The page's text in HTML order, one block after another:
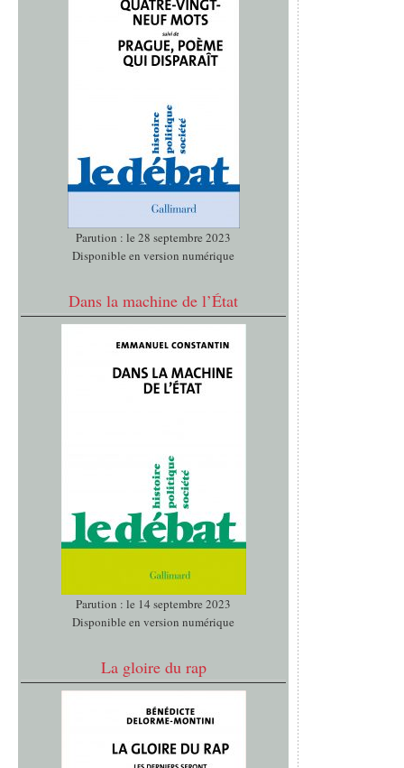
Parution : le 28 septembre 2023
Disponible en version numérique
Dans la machine de l’État
Parution : le 14 septembre 2023
Disponible en version numérique
La gloire du rap